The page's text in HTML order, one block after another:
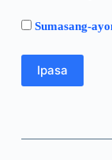
Sumasang-